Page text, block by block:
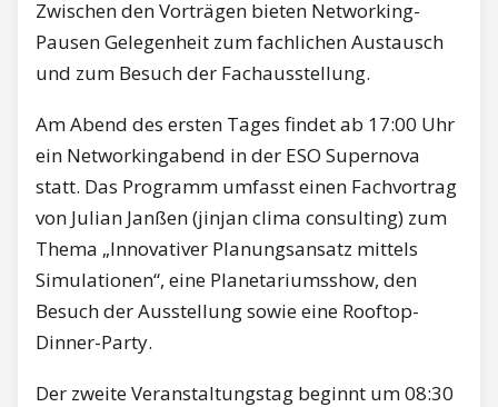
Zwischen den Vorträgen bieten Networking-
Pausen Gelegenheit zum fachlichen Austausch
und zum Besuch der Fachausstellung.
Am Abend des ersten Tages findet ab 17:00 Uhr
ein Networkingabend in der ESO Supernova
statt. Das Programm umfasst einen Fachvortrag
von Julian Janßen (jinjan clima consulting) zum
Thema „Innovativer Planungsansatz mittels
Simulationen“, eine Planetariumsshow, den
Besuch der Ausstellung sowie eine Rooftop-
Dinner-Party.
Der zweite Veranstaltungstag beginnt um 08:30